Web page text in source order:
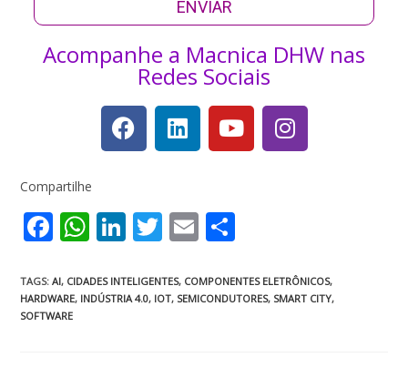
ENVIAR
Acompanhe a Macnica DHW nas
Redes Sociais
Compartilhe
F
e
b
W
at
s
Li
k
e
T
itt
er
E
ai
l
ar
e
TAGS:AI, CIDADES INTELIGENTES, COMPONENTES ELETRÔNICOS,
HARDWARE, INDÚSTRIA 4.0, IOT, SEMICONDUTORES, SMART CITY,
SOFTWARE